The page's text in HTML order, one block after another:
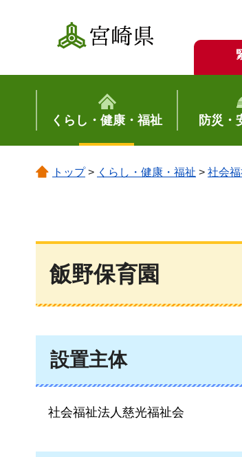
宮崎県
くらし・健康・福祉 防災・
トップ> くらし・健康・福祉 > 社会
飯野保育園
設置主体
社会福祉法人慈光福祉会